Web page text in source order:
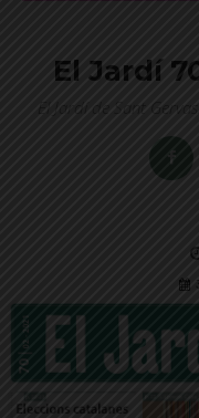
El Jardí
El Jardí de Sant